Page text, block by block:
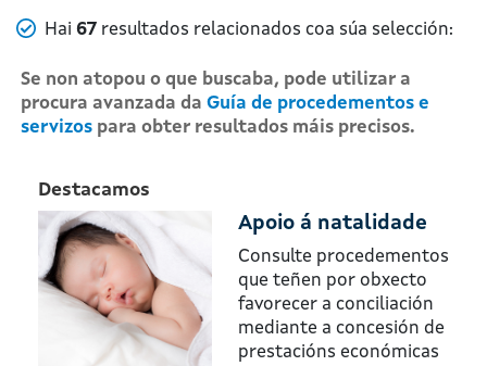
Numero de resultados
Hai 67 resultados relacionados coa súa selección:
Se non atopou o que buscaba, pode utilizar a
procura avanzada da Guía de procedementos e
servizos para obter resultados máis precisos.
Destacamos
Apoio á natalidade
Consulte procedementos
que teñen por obxecto
favorecer a conciliación
mediante a concesión de
prestacións económicas